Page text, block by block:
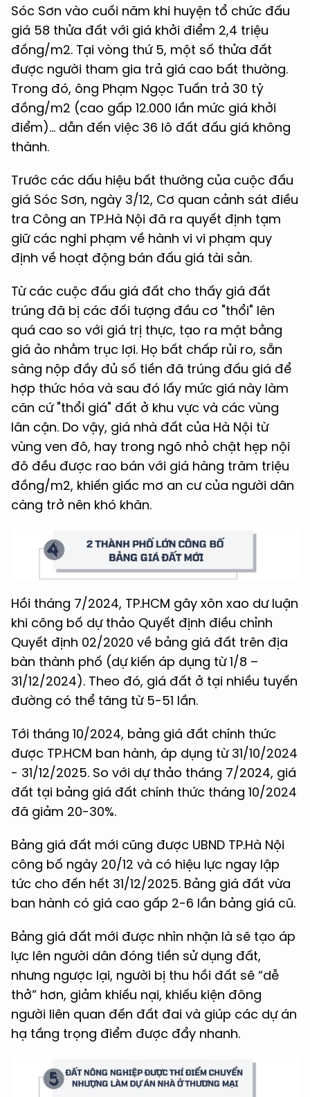
Sóc Sơn vào cuối năm khi huyện tổ chức đấu
giá 58 thửa đất với giá khởi điểm 2,4 triệu
đồng/m2. Tại vòng thứ 5, một số thửa đất
được người tham gia trả giá cao bất thường.
Trong đó, ông Phạm Ngọc Tuấn trả 30 tỷ
đồng/m2 (cao gấp 12.000 lần mức giá khởi
điểm)… dẫn đến việc 36 lô đất đấu giá không
thành.
Trước các dấu hiệu bất thường của cuộc đấu
giá Sóc Sơn, ngày 3/12, Cơ quan cảnh sát điều
tra Công an TP.Hà Nội đã ra quyết định tạm
giữ các nghi phạm về hành vi vi phạm quy
định về hoạt động bán đấu giá tài sản.
Từ các cuộc đấu giá đất cho thấy giá đất
trúng đã bị các đối tượng đầu cơ "thổi" lên
quá cao so với giá trị thực, tạo ra mặt bằng
giá ảo nhằm trục lợi. Họ bất chấp rủi ro, sẵn
sàng nộp đầy đủ số tiền đã trúng đấu giá để
hợp thức hóa và sau đó lấy mức giá này làm
căn cứ "thổi giá" đất ở khu vực và các vùng
lân cận. Do vậy, giá nhà đất của Hà Nội từ
vùng ven đô, hay trong ngõ nhỏ chật hẹp nội
đô đều được rao bán với giá hàng trăm triệu
đồng/m2, khiến giấc mơ an cư của người dân
càng trở nên khó khăn.
Hồi tháng 7/2024, TP.HCM gây xôn xao dư luận
khi công bố dự thảo Quyết định điều chỉnh
Quyết định 02/2020 về bảng giá đất trên địa
bàn thành phố (dự kiến áp dụng từ 1/8 –
31/12/2024). Theo đó, giá đất ở tại nhiều tuyến
đường có thể tăng từ 5-51 lần.
Tới tháng 10/2024, bảng giá đất chính thức
được TP.HCM ban hành, áp dụng từ 31/10/2024
- 31/12/2025. So với dự thảo tháng 7/2024, giá
đất tại bảng giá đất chính thức tháng 10/2024
đã giảm 20-30%.
Bảng giá đất mới cũng được UBND TP.Hà Nội
công bố ngày 20/12 và có hiệu lực ngay lập
tức cho đến hết 31/12/2025. Bảng giá đất vừa
ban hành có giá cao gấp 2-6 lần bảng giá cũ.
Bảng giá đất mới được nhìn nhận là sẽ tạo áp
lực lên người dân đóng tiền sử dụng đất,
nhưng ngược lại, người bị thu hồi đất sẽ “dễ
thở” hơn, giảm khiếu nại, khiếu kiện đông
người liên quan đến đất đai và giúp các dự án
hạ tầng trọng điểm được đẩy nhanh.